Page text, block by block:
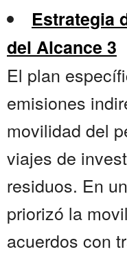
Estrategia
del Alcance 3
El plan
emisiones
movilidad del
viajes de
residuos. En
priorizó la
acuerdos con